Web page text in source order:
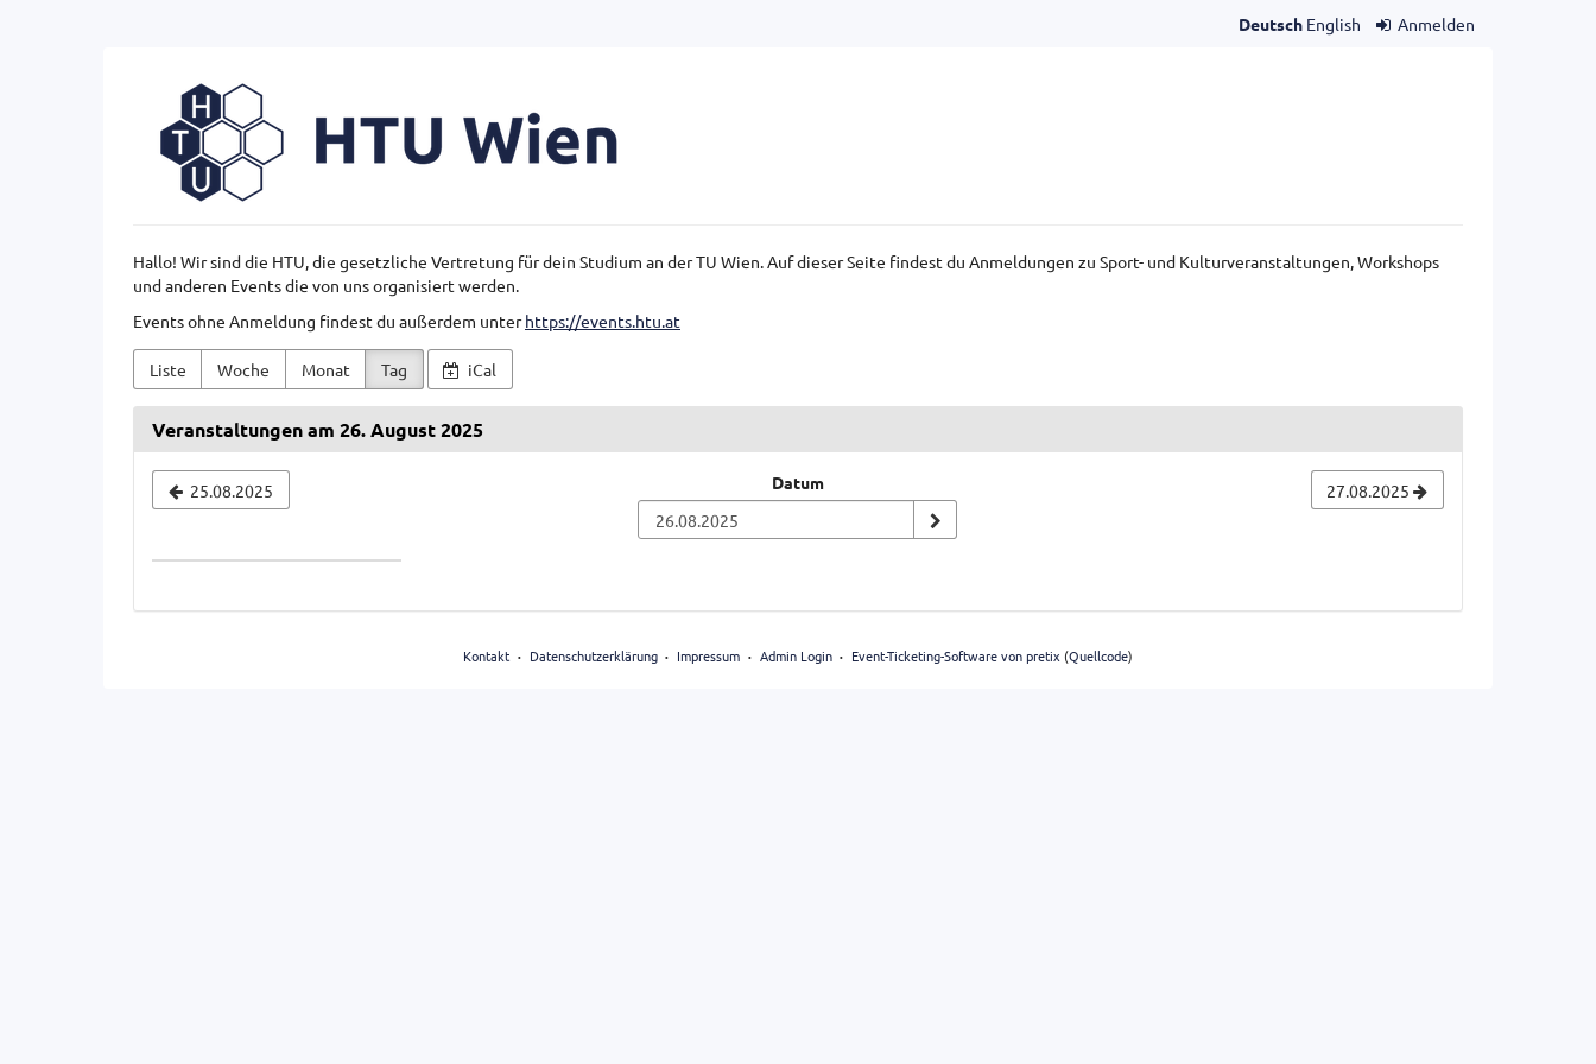
Deutsch English Anmelden
HTU
Wien
Hallo! Wir sind die HTU, die gesetzliche Vertretung für dein Studium an der TU Wien. Auf dieser Seite findest du Anmeldungen zu Sport- und Kulturveranstaltungen, Workshops
und anderen Events die von uns organisiert werden.
Events ohne Anmeldung findest du außerdem unterhttps://events.htu.at
Liste Woche Monat Tag iCal
Veranstaltungen am 26. August 2025
25.08.2025 Datum 27.08.2025
Kontakt Datenschutzerklärung Impressum Admin Login Event-Ticketing-Software von pretix (Quellcode)